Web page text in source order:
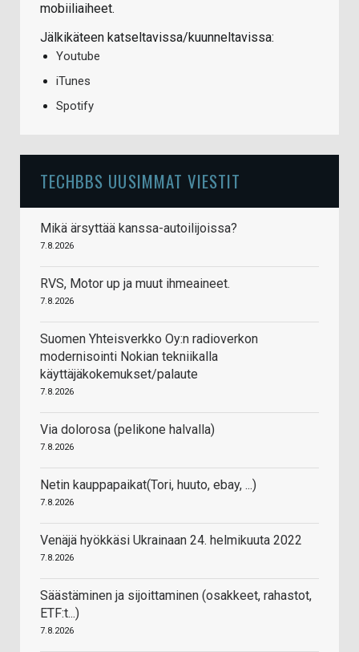
mobiiliaiheet.
Jälkikäteen katseltavissa/kuunneltavissa:
Youtube
iTunes
Spotify
TECHBBS UUSIMMAT VIESTIT
Mikä ärsyttää kanssa-autoilijoissa?
7.8.2026
RVS, Motor up ja muut ihmeaineet.
7.8.2026
Suomen Yhteisverkko Oy:n radioverkon
modernisointi Nokian tekniikalla
käyttäjäkokemukset/palaute
7.8.2026
Via dolorosa (pelikone halvalla)
7.8.2026
Netin kauppapaikat(Tori, huuto, ebay, ...)
7.8.2026
Venäjä hyökkäsi Ukrainaan 24. helmikuuta 2022
7.8.2026
Säästäminen ja sijoittaminen (osakkeet, rahastot,
ETF:t...)
7.8.2026